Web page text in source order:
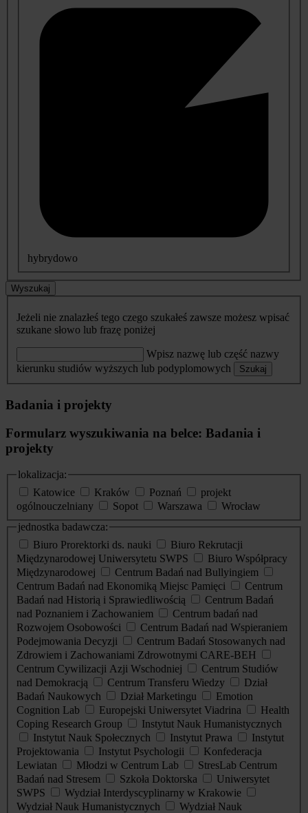
hybrydowo
Wyszukaj
Jeżeli nie znalazłeś tego czego szukałeś zawsze możesz wpisać
szukane słowo lub frazę poniżej
Wpisz nazwę lub część nazwy
kierunku studiów wyższych lub podyplomowych
Szukaj
Badania i projekty
Formularz wyszukiwania na belce: Badania i
projekty
lokalizacja:
Katowice
Kraków Poznań
projekt
ogólnouczelniany
Sopot Warszawa
Wrocław
jednostka badawcza:
Biuro Prorektorki ds. nauki
Biuro Rekrutacji
Międzynarodowej Uniwersytetu SWPS
Biuro Współpracy
Międzynarodowej
Centrum Badań nad Bullyingiem
Centrum Badań nad Ekonomiką Miejsc Pamięci
Centrum
Badań nad Historią i Sprawiedliwością
Centrum Badań
nad Poznaniem i Zachowaniem
Centrum badań nad
Rozwojem Osobowości
Centrum Badań nad Wspieraniem
Podejmowania Decyzji
Centrum Badań Stosowanych nad
Zdrowiem i Zachowaniami Zdrowotnymi CARE-BEH
Centrum Cywilizacji Azji Wschodniej
Centrum Studiów
nad Demokracją
Centrum Transferu Wiedzy
Dział
Badań Naukowych
Dział Marketingu
Emotion
Cognition Lab
Europejski Uniwersytet Viadrina
Health
Coping Research Group
Instytut Nauk Humanistycznych
Instytut Nauk Społecznych
Instytut Prawa
Instytut
Projektowania
Instytut Psychologii
Konfederacja
Lewiatan
Młodzi w Centrum Lab
StresLab Centrum
Badań nad Stresem
Szkoła Doktorska
Uniwersytet
SWPS
Wydział Interdyscyplinarny w Krakowie
Wydział Nauk Humanistycznych
Wydział Nauk